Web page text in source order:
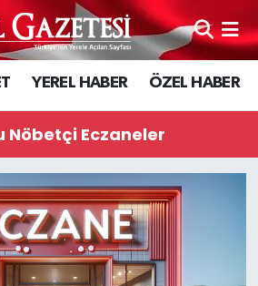
YEREL HABER ÖZEL HABER
Nöbetçi Eczaneler
Durumu ve Fikstür